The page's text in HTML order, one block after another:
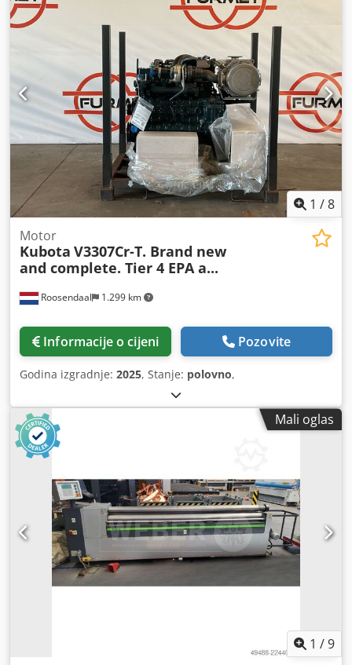
1 /8
Roosendaal 1.299 km
Motor
Kubota V3307Cr-T. Brand new
and complete. Tier 4 EPA a...
Informacije o cijeni Pozovite
Godina izgradnje: 2025, Stanje: polovno,
Mali oglas
1 /9